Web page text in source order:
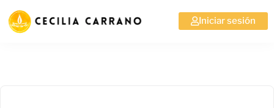
Iniciar sesión